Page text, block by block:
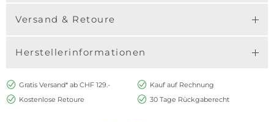
Versand & Retoure
Herstellerinformationen
Gratis Versand* ab CHF 129.-
Kauf auf Rechnung
Kostenlose Retoure
30 Tage Rückgaberecht